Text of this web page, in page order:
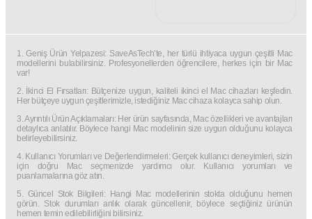
1. Geniş Ürün Yelpazesi: SaveAsTech’te, her türlü ihtiyaca uygun çeşitli Mac
modellerini bulabilirsiniz. Profesyonellerden öğrencilere, herkes için bir Mac
var!
2. İkinci El Fırsatları: Bütçenize uygun, kaliteli ikinci el Mac cihazları keşfedin.
Her bütçeye uygun çeşitlerimizle, istediğiniz Mac cihaza kolayca sahip olun.
3. Ayrıntılı Ürün Açıklamaları: Her ürün sayfasında, Mac özellikleri ve avantajları
detaylıca anlatılır. Böylece hangi Mac modelinin size uygun olduğunu kolayca
belirleyebilirsiniz.
4. Kullanıcı Yorumları ve Değerlendirmeleri: Gerçek kullanıcı deneyimleri, sizin
için doğru Mac seçmenizde yardımcı olur. Kullanıcı yorumları ve
puanlamalarına göz atın.
5. Güncel Stok Bilgileri: Hangi Mac modellerinin stokta olduğunu hemen
görün. Stok durumları anlık olarak güncellenir, böylece seçtiğiniz ürünün
hemen temin edilebilirliğini bilirsiniz.